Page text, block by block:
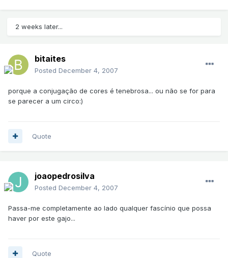
2 weeks later...
bitaites
Posted December 4, 2007
porque a conjugação de cores é tenebrosa... ou não se for para
se parecer a um circo:)
Quote
joaopedrosilva
Posted December 4, 2007
Passa-me completamente ao lado qualquer fascínio que possa
haver por este gajo...
Quote